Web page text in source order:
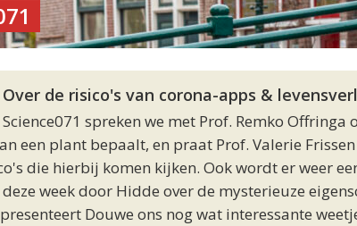
Over de risico's van corona-apps &
Science071 spreken we met Prof. Remko
een plant bepaalt, en praat Prof. Valerie
die hierbij komen kijken. Ook wordt er weer
week door Hidde over de mysterieuze
Douwe ons nog wat interessante